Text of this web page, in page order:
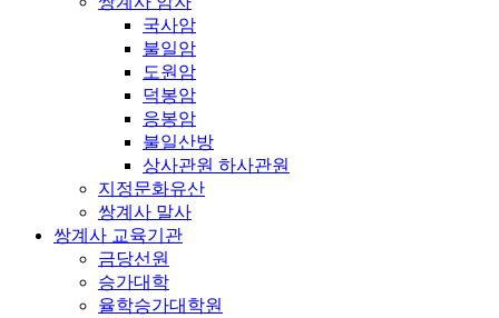
국사암
불일암
도원암
덕봉암
응봉암
불일산방
상사관원 하사관원
지정문화유산
쌍계사 말사
쌍계사 교육기관
금당선원
승가대학
율학승가대학원